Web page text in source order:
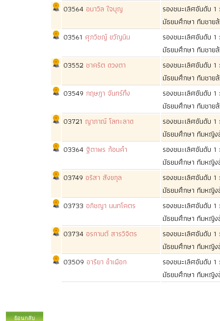
03564 อนาวิล ใจบุญ
รองชนะเลิศอันดับ
มัธยมศึกษา ทีมชาย
03561 ศุภวิชญ์ ขวัญนิน
รองชนะเลิศอันดับ
มัธยมศึกษา ทีมชาย
03552 ชาคริต ดวงตา
รองชนะเลิศอันดับ
มัธยมศึกษา ทีมชาย
03549 กฤษฎา จันทร์ทึง
รองชนะเลิศอันดับ
มัธยมศึกษา ทีมชาย
03721 ญาภาณ์ โลทะลาด
รองชนะเลิศอันดับ
มัธยมศึกษา ทีมหญิ
03364 ฐิตาพร ก้อนคำ
รองชนะเลิศอันดับ
มัธยมศึกษา ทีมหญิ
03749 อริสา สังขกุล
รองชนะเลิศอันดับ
มัธยมศึกษา ทีมหญิ
03733 อภิชญา นนทโคตร
รองชนะเลิศอันดับ
มัธยมศึกษา ทีมหญิ
03734 อรกานต์ สารวิจิตร
รองชนะเลิศอันดับ
มัธยมศึกษา ทีมหญิ
03509 อารียา ขำเผือก
รองชนะเลิศอันดับ
มัธยมศึกษา ทีมหญิ
ย้อนกลับ